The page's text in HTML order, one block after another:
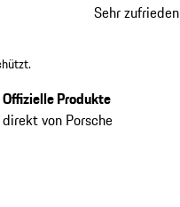
Sehr zufrieden
Offizielle Produkte
direkt von Porsche